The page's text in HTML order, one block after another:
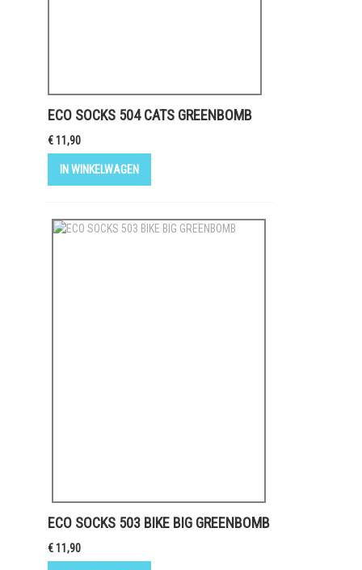
ECO SOCKS 504 CATS GREENBOMB
€ 11,90
IN WINKELWAGEN
ECO SOCKS 503 BIKE BIG GREENBOMB
€ 11,90